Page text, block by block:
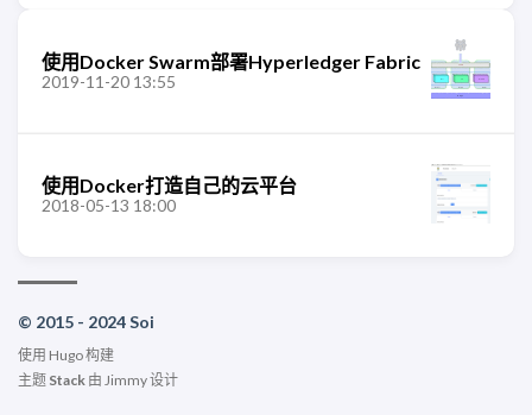
使用Docker Swarm部署Hyperledger Fabric
2019-11-20 13:55
使用Docker打造自己的云平台
2018-05-13 18:00
© 2015 - 2024 Soi
使用 Hugo构建
主题 Stack 由 Jimmy设计